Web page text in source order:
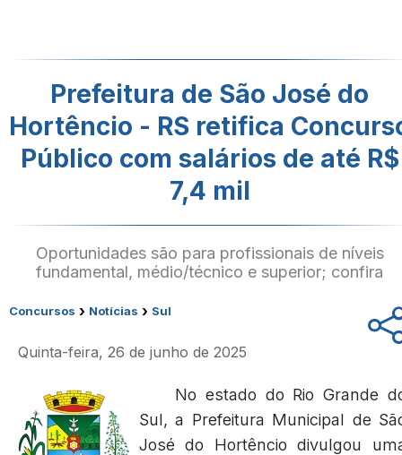
Prefeitura de São José do
Hortêncio - RS retifica
Público com salários de até R$
7,4 mil
Oportunidades são para profissionais de níveis
fundamental, médio/técnico e superior; confira
Concursos › Notícias › Sul
Quinta-feira, 26 de junho de 2025
No estado do Rio Grande
Sul, a Prefeitura Municipal de
José do Hortêncio divulgou